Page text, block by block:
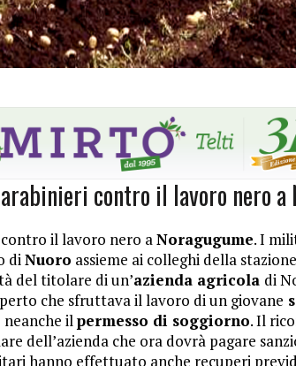
contro il lavoro nero a
contro il lavoro nero aNoragugume. I
diNuoro assieme ai colleghi della
del titolare di un’azienda agricola di
che sfruttava il lavoro di un giovane
neanche ilpermesso di soggiorno. Il
dell’azienda che ora dovrà pagare
hanno effettuato anche recuperi